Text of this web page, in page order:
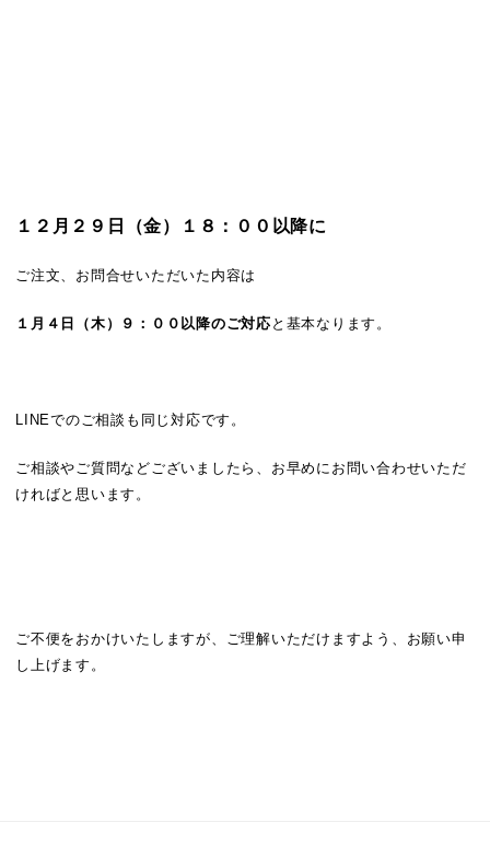
１２月２９日（金）１８：００以降に
ご注文、お問合せいただいた内容は
１月４日（木）９：００以降のご対応 と基本なります。
LINEでのご相談も同じ対応です。
ご相談やご質問などございましたら、お早めにお問い合わせいただ
ければと思います。
ご不便をおかけいたしますが、ご理解いただけますよう、お願い申
し上げます。